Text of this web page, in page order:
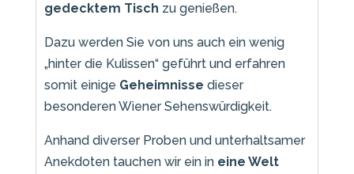
gedecktem Tisch zu genießen.
Dazu werden Sie von uns auch ein wenig
„hinter die Kulissen“ geführt und erfahren
somit einige Geheimnisse dieser
besonderen Wiener Sehenswürdigkeit.
Anhand diverser Proben und unterhaltsamer
Anekdoten tauchen wir ein in eine Welt